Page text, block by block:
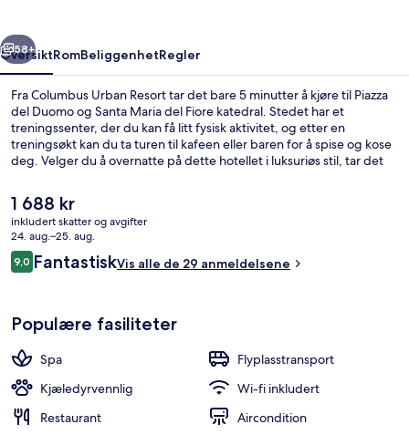
Neste
58+
OversiktRomBeliggenhetRegler
Fra Columbus Urban Resort tar det bare 5 minutter å kjøre til Piazza
del Duomo og Santa Maria del Fiore katedral. Stedet har et
treningssenter, der du kan få litt fysisk aktivitet, og etter en
treningsøkt kan du ta turen til kafeen eller baren for å spise og kose
deg. Velger du å overnatte på dette hotellet i luksuriøs stil, tar det
Den
nåværende
prisen
er
1 688 kr
1 688 kr
inkludert skatter og avgifter
24. aug.–25. aug.
Anmeldelser
9,09,0 av 10 –
FantastiskVis alle de 29 anmeldelsene
Populære fasiliteter
Spa
Flyplasstransport
Kjæledyrvennlig
Wi-fi inkludert
Restaurant
Aircondition